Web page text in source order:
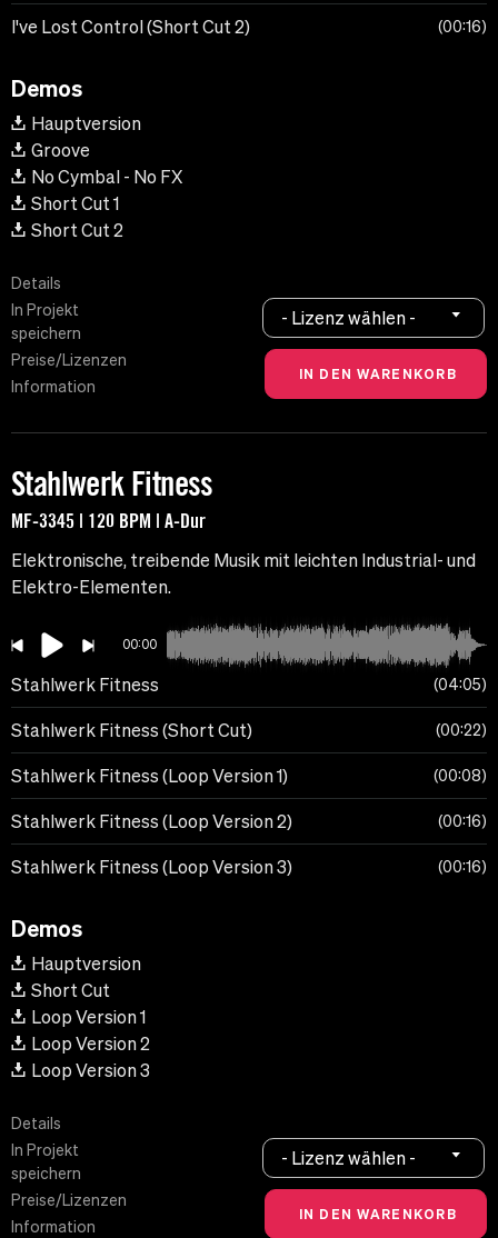
I've Lost Control (Short Cut 2) 00:16
Demos
Hauptversion
Groove
No Cymbal - No FX
Short Cut 1
Short Cut 2
Details
In Projekt
speichern
Preise/Lizenzen
Information
- Lizenz wählen -
Stahlwerk Fitness
MF-3345 | 120 BPM | A-Dur
Elektronische, treibende Musik mit leichten Industrial- und
Elektro-Elementen.
00:00
Stahlwerk Fitness 04:05
Stahlwerk Fitness (Short Cut) 00:22
Stahlwerk Fitness (Loop Version 1) 00:08
Stahlwerk Fitness (Loop Version 2) 00:16
Stahlwerk Fitness (Loop Version 3) 00:16
Demos
Hauptversion
Short Cut
Loop Version 1
Loop Version 2
Loop Version 3
Details
In Projekt
speichern
Preise/Lizenzen
Information
- Lizenz wählen -